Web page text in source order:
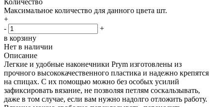
Максимальное количество для данного цвета шт.
+
-
+
в корзину
Нет в наличии
Описание
Легкие и удобные наконечники Prym изготовлены из
прочного высококачественного пластика и надежно крепятся
на спицах. С их помощью можно без особых усилий
зафиксировать вязание, не позволяя петлям соскальзывать,
даже в том случае, если вам нужно надолго отложить работу.